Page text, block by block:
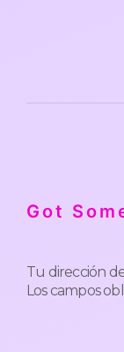
Got
Tu dirección
Los campos